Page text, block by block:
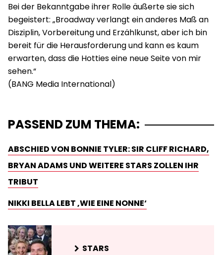
Bei der Bekanntgabe ihrer Rolle äußerte sie sich
begeistert: „Broadway verlangt ein anderes Maß an
Disziplin, Vorbereitung und Erzählkunst, aber ich bin
bereit für die Herausforderung und kann es kaum
erwarten, dass die Hotties eine neue Seite von mir
sehen.“
PASSEND ZUM THEMA:
ABSCHIED VON BONNIE TYLER: SIR CLIFF RICHARD,
BRYAN ADAMS UND WEITERE STARS ZOLLEN IHR
TRIBUT
NIKKI BELLA LEBT ‚WIE EINE NONNE‘
STARS